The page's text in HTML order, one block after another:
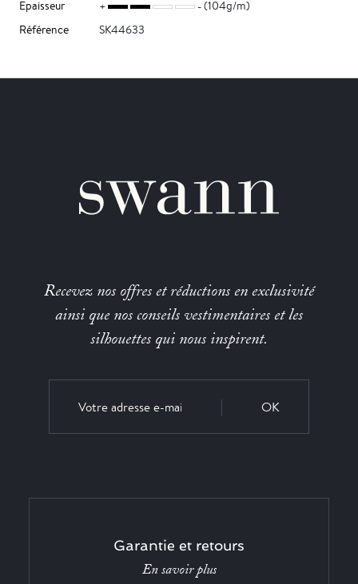
Epaisseur
(104g/m)
Référence
SK44633
Recevez nos offres et réductions en exclusivité
ainsi que nos conseils vestimentaires et les
silhouettes qui nous inspirent.
OK
Garantie et retours
En savoir plus